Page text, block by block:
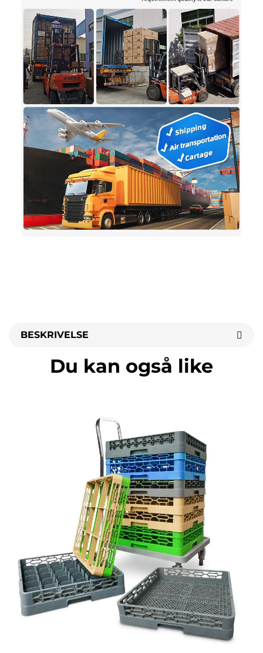
BESKRIVELSE
Du kan også like